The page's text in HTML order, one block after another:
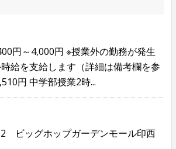
円～4,000円 ※授業外の勤務が発生
給を支給します（詳細は備考欄を参
円 中学部授業2時...
ビッグホップガーデンモール印西